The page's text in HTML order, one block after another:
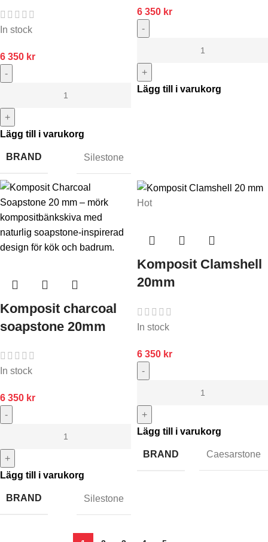
In stock
6 350 kr
-
+
Lägg till i varukorg
BRAND Silestone
6 350 kr
-
+
Lägg till i varukorg
Komposit charcoal
soapstone 20mm
In stock
6 350 kr
-
+
Lägg till i varukorg
BRAND Silestone
Hot
Komposit Clamshell
20mm
In stock
6 350 kr
-
+
Lägg till i varukorg
BRAND Caesarstone